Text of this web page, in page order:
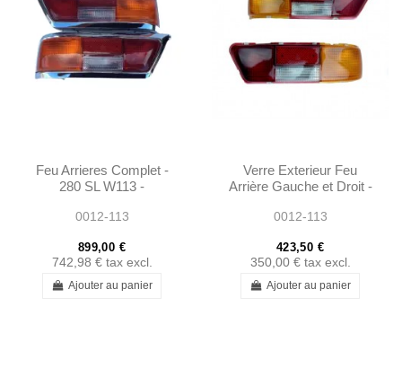
Feu Arrieres Complet -
280 SL W113 -
1138260256
0012-113
899,00 €
742,98 € tax excl.
Ajouter au panier
Verre Exterieur Feu
Arrière Gauche et Droit -
1138201664 -
0012-113
423,50 €
350,00 € tax excl.
Ajouter au panier